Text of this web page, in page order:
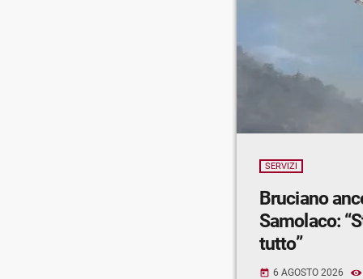
SERVIZI
Bruciano
Samolaco:
tutto”
today 6 AGOSTO 2026